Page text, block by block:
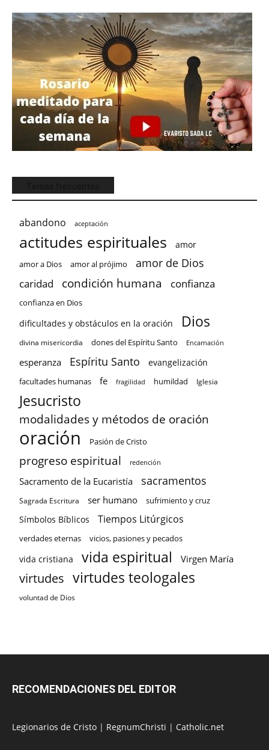
abandono aceptación
actitudes espirituales amor
amor a Dios amor al prójimo amor de Dios
caridad condición humana confianza
confianza en Dios
dificultades y obstáculos en la oración Dios
divina misericordia dones del Espíritu Santo Encarnación
esperanza Espíritu Santo evangelización
facultades humanas fe fragilidad humildad Iglesia
Jesucristo
modalidades y métodos de oración
oración Pasión de Cristo
progreso espiritual redención
Sacramento de la Eucaristía sacramentos
Sagrada Escritura ser humano sufrimiento y cruz
Símbolos Bíblicos Tiempos Litúrgicos
verdades eternas vicios, pasiones y pecados
vida cristiana vida espiritual Virgen María
virtudes virtudes teologales
voluntad de Dios
RECOMENDACIONES DEL EDITOR
Legionarios de Cristo | RegnumChristi | Catholic.net